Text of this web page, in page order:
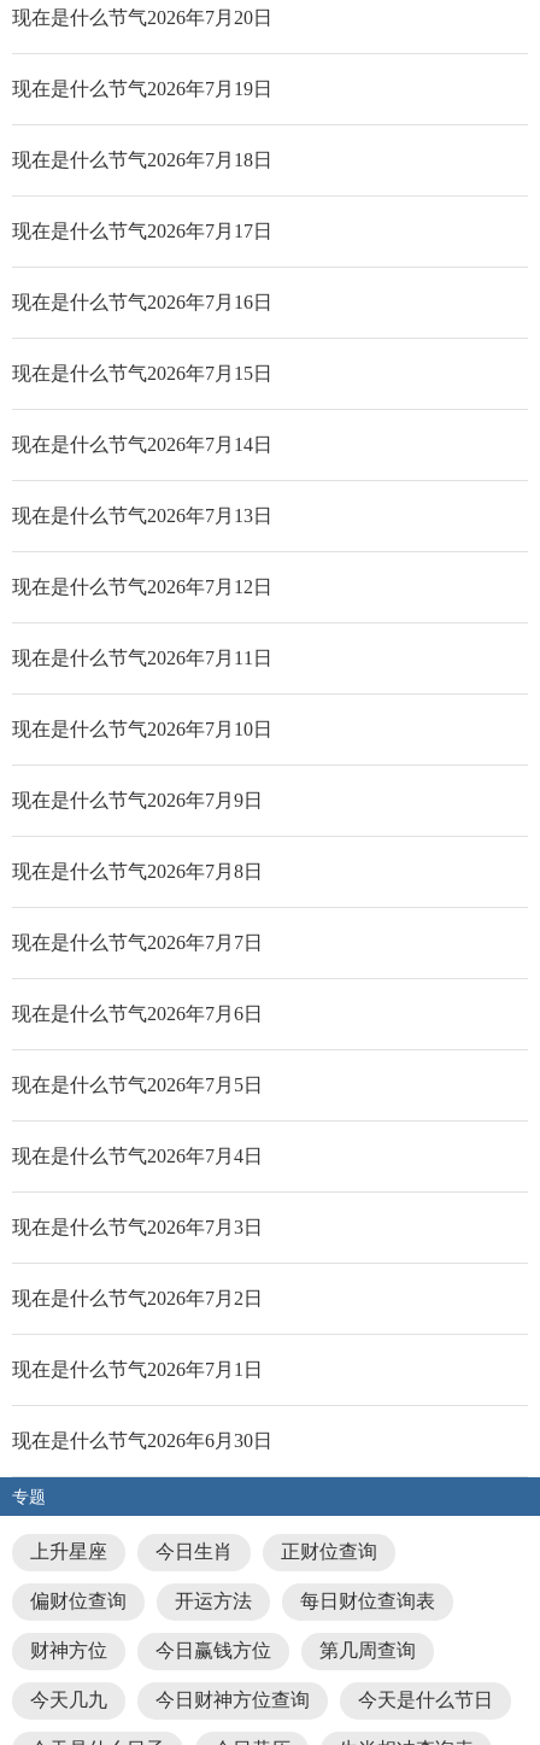
现在是什么节气2026年7月20日
现在是什么节气2026年7月19日
现在是什么节气2026年7月18日
现在是什么节气2026年7月17日
现在是什么节气2026年7月16日
现在是什么节气2026年7月15日
现在是什么节气2026年7月14日
现在是什么节气2026年7月13日
现在是什么节气2026年7月12日
现在是什么节气2026年7月11日
现在是什么节气2026年7月10日
现在是什么节气2026年7月9日
现在是什么节气2026年7月8日
现在是什么节气2026年7月7日
现在是什么节气2026年7月6日
现在是什么节气2026年7月5日
现在是什么节气2026年7月4日
现在是什么节气2026年7月3日
现在是什么节气2026年7月2日
现在是什么节气2026年7月1日
现在是什么节气2026年6月30日
专题
上升星座 今日生肖 正财位查询
偏财位查询 开运方法 每日财位查询表
财神方位 今日赢钱方位 第几周查询
今天几九 今日财神方位查询 今天是什么节日